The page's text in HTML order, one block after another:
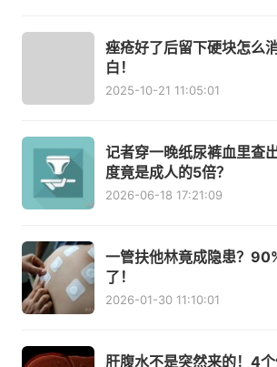
痤疮好了后留下硬块怎么
白！
2025-10-21 11:05:01
记者穿一晚纸尿裤血里查
度竟是成人的5倍？
2026-06-18 17:21:09
一管扶他林竟成隐患？
了！
2026-01-30 11:10:01
肝腹水不是突然来的！4